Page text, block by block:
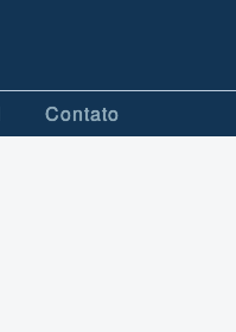
Contato